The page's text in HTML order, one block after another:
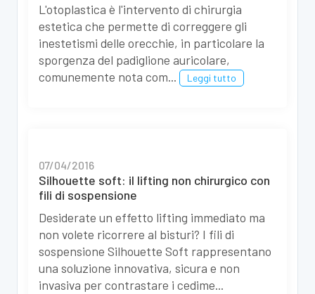
L'otoplastica è l'intervento di chirurgia
estetica che permette di correggere gli
inestetismi delle orecchie, in particolare la
sporgenza del padiglione auricolare,
comunemente nota com...
Leggi tutto
07/04/2016
Silhouette soft: il lifting non chirurgico con
fili di sospensione
Desiderate un effetto lifting immediato ma
non volete ricorrere al bisturi? I fili di
sospensione Silhouette Soft rappresentano
una soluzione innovativa, sicura e non
invasiva per contrastare i cedime...